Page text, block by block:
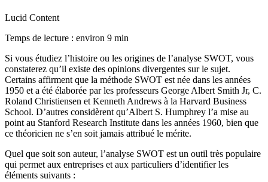
Lucid Content
Temps de lecture : environ 9 min
Si vous étudiez l’histoire ou les origines de l’analyse SWOT, vous
constaterez qu’il existe des opinions divergentes sur le sujet.
Certains affirment que la méthode SWOT est née dans les années
1950 et a été élaborée par les professeurs George Albert Smith Jr, C.
Roland Christiensen et Kenneth Andrews à la Harvard Business
School. D’autres considèrent qu’Albert S. Humphrey l’a mise au
point au Stanford Research Institute dans les années 1960, bien que
ce théoricien ne s’en soit jamais attribué le mérite.
Quel que soit son auteur, l’analyse SWOT est un outil très populaire
qui permet aux entreprises et aux particuliers d’identifier les
éléments suivants :